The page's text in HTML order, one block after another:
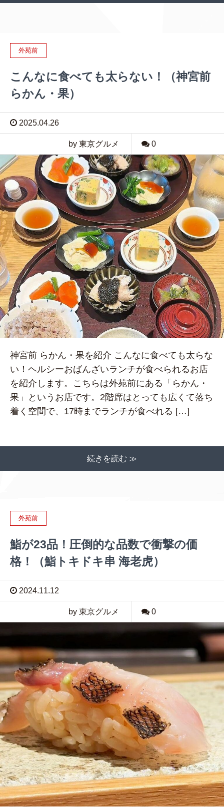
外苑前
こんなに食べても太らない！（神宮前
らかん・果）
2025.04.26
by 東京グルメ 0
神宮前 らかん・果を紹介 こんなに食べても太らな
い！ヘルシーおばんざいランチが食べられるお店
を紹介します。こちらは外苑前にある「らかん・
果」というお店です。2階席はとっても広くて落ち
着く空間で、17時までランチが食べれる […]
続きを読む ≫
外苑前
鮨が23品！圧倒的な品数で衝撃の価
格！（鮨トキドキ串 海老虎）
2024.11.12
by 東京グルメ 0